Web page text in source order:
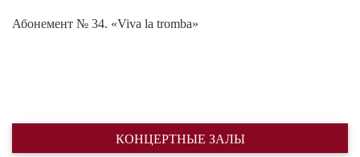
Абонемент № 34. «Viva la tromba»
КОНЦЕРТНЫЕ ЗАЛЫ